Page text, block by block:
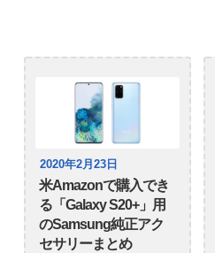
2020年2月23日
米Amazonで購入でき
る「Galaxy S20+」用
のSamsung純正アク
セサリーまとめ